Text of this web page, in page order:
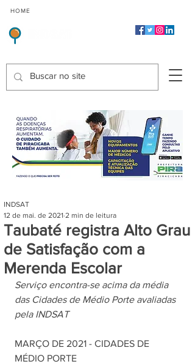
HOME
Taubaté registra Alto Grau
de Satisfação com a
Merenda Escolar
INDSAT
12 de mai. de 2021 2 min de leitura
Serviço encontra-se acima da média
das Cidades de Médio Porte avaliadas
pela INDSAT
MARÇO DE 2021 - CIDADES DE
MÉDIO PORTE